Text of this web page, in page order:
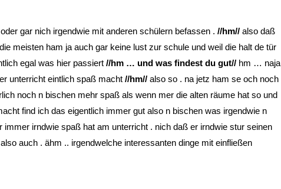
gar nich irgendwie mit anderen schülern befassen . //hm// also daß
meisten ham ja auch gar keine lust zur schule und weil die halt de tür
egal was hier passiert //hm … und was findest du gut// hm … naja
unterricht eintlich spaß macht //hm// also so . na jetz ham se och noch
noch n bischen mehr spaß als wenn mer die alten räume hat so und
find ich das eigentlich immer gut also n bischen was irgendwie n
immer irndwie spaß hat am unterricht . nich daß er irndwie stur seinen
auch . ähm .. irgendwelche interessanten dinge mit einfließen